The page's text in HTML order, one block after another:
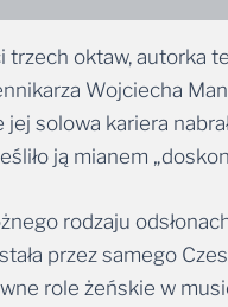
oktaw, autorka
Wojciecha
solowa kariera
ją mianem
rodzaju
przez samego
role żeńskie w